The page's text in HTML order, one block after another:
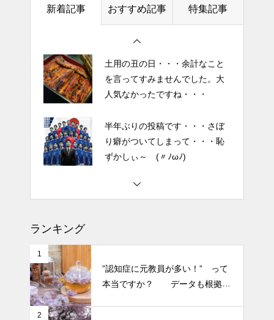
新着記事 おすすめ記事 特集記事
半年ぶりの投稿です・・・さぼ
り癖がついてしまって・・・恥
2026 今年初めての投稿・・・
「食生活習慣の改善」が今年の
半年ぶりの投稿です・・・さぼ
り癖がついてしまって・・・恥
ランキング
1
”認知症に元教員が多い！” って
本当ですか？ データも根拠も
2